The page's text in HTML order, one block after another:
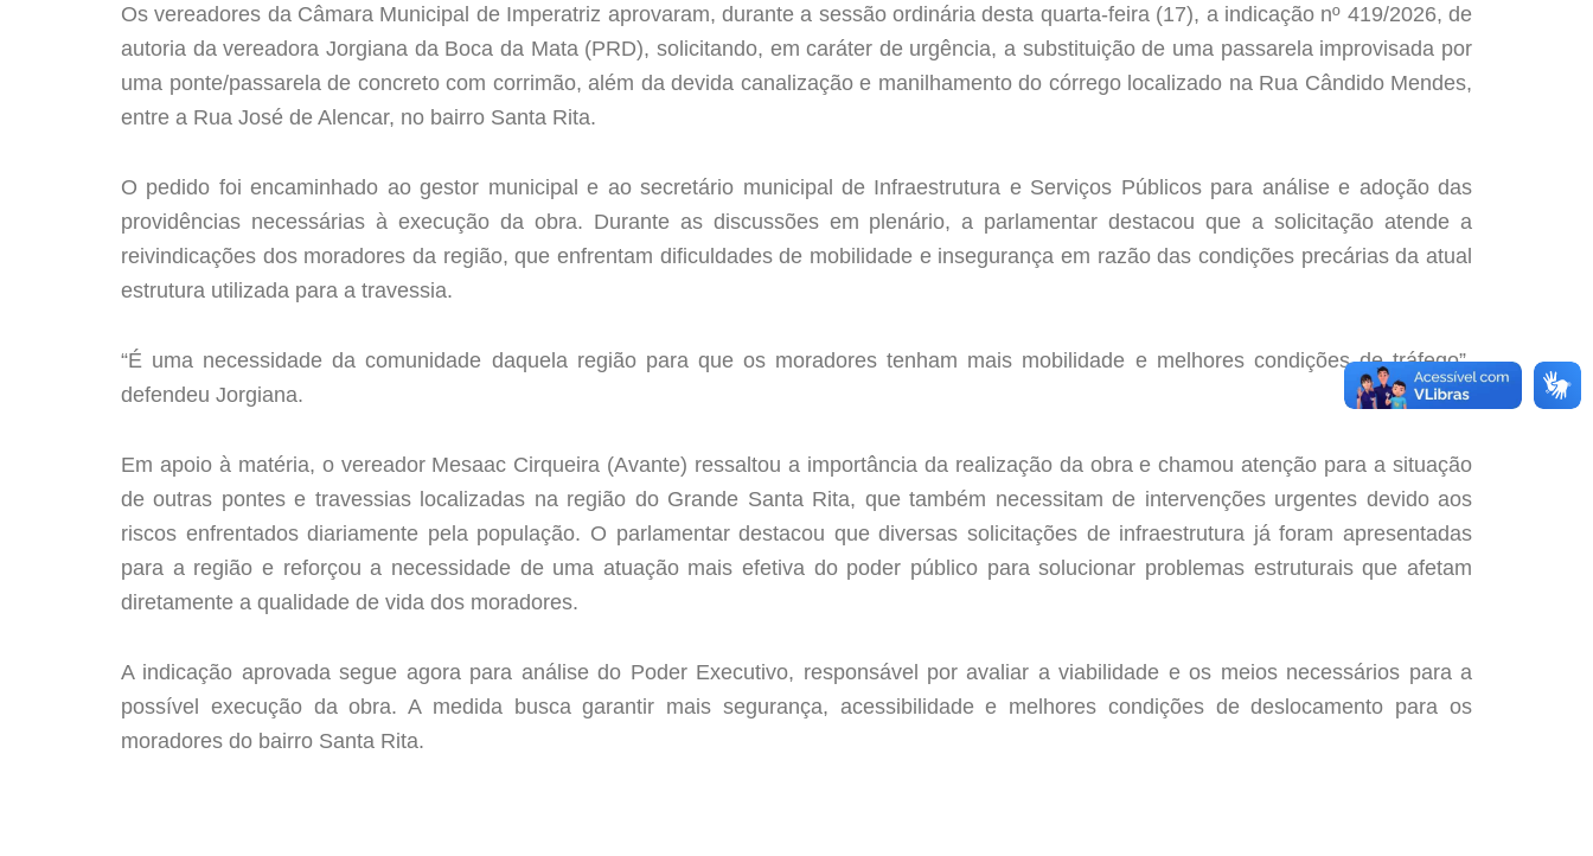
Os vereadores da Câmara Municipal de Imperatriz aprovaram, durante a sessão ordinária desta quarta-feira (17), a indicação nº 419/2026, de
autoria da vereadora Jorgiana da Boca da Mata (PRD), solicitando, em caráter de urgência, a substituição de uma passarela improvisada por
uma ponte/passarela de concreto com corrimão, além da devida canalização e manilhamento do córrego localizado na Rua Cândido Mendes,
entre a Rua José de Alencar, no bairro Santa Rita.
O pedido foi encaminhado ao gestor municipal e ao secretário municipal de Infraestrutura e Serviços Públicos para análise e adoção das
providências necessárias à execução da obra. Durante as discussões em plenário, a parlamentar destacou que a solicitação atende a
reivindicações dos moradores da região, que enfrentam dificuldades de mobilidade e insegurança em razão das condições precárias da atual
estrutura utilizada para a travessia.
“É uma necessidade da comunidade daquela região para que os moradores tenham mais mobilidade e melhores condições de tráfego”,
defendeu Jorgiana.
Em apoio à matéria, o vereador Mesaac Cirqueira (Avante) ressaltou a importância da realização da obra e chamou atenção para a situação
de outras pontes e travessias localizadas na região do Grande Santa Rita, que também necessitam de intervenções urgentes devido aos
riscos enfrentados diariamente pela população. O parlamentar destacou que diversas solicitações de infraestrutura já foram apresentadas
para a região e reforçou a necessidade de uma atuação mais efetiva do poder público para solucionar problemas estruturais que afetam
diretamente a qualidade de vida dos moradores.
A indicação aprovada segue agora para análise do Poder Executivo, responsável por avaliar a viabilidade e os meios necessários para a
possível execução da obra. A medida busca garantir mais segurança, acessibilidade e melhores condições de deslocamento para os
moradores do bairro Santa Rita.